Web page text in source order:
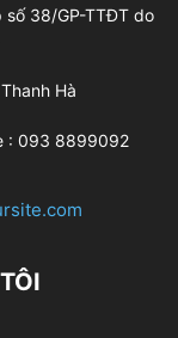
38/GP-TTĐT do
Hà
: 093 8899092